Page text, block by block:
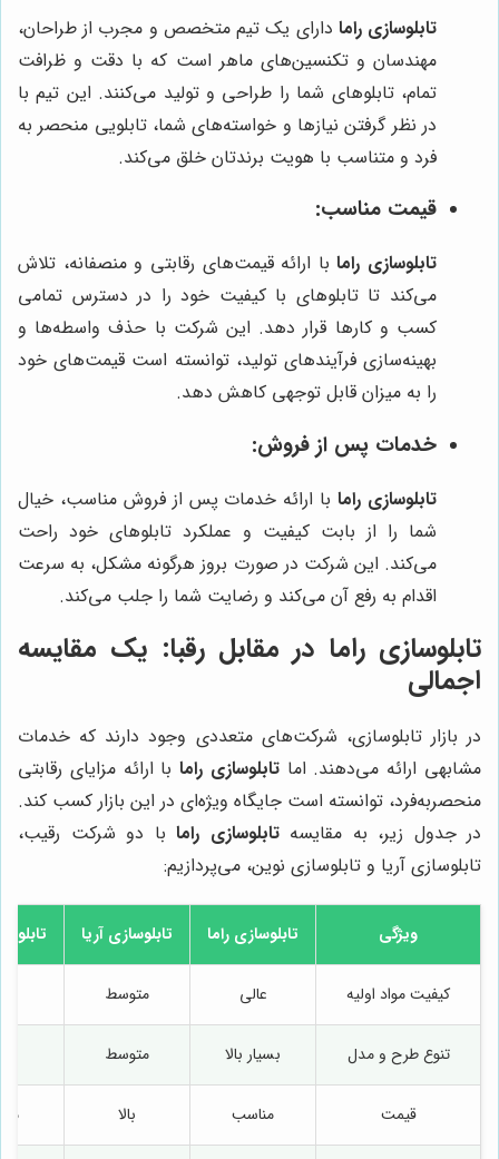
تابلوسازی راما دارای یک تیم متخصص و مجرب از طراحان،
مهندسان و تکنسین‌های ماهر است که با دقت و ظرافت
تمام، تابلوهای شما را طراحی و تولید می‌کنند. این تیم با
در نظر گرفتن نیازها و خواسته‌های شما، تابلویی منحصر به
فرد و متناسب با هویت برندتان خلق می‌کند.
قیمت مناسب:
تابلوسازی رامابا ارائه قیمت‌های رقابتی و منصفانه، تلاش
می‌کند تا تابلوهای با کیفیت خود را در دسترس تمامی
کسب و کارها قرار دهد. این شرکت با حذف واسطه‌ها و
بهینه‌سازی فرآیندهای تولید، توانسته است قیمت‌های خود
را به میزان قابل توجهی کاهش دهد.
خدمات پس از فروش:
تابلوسازی رامابا ارائه خدمات پس از فروش مناسب، خیال
شما را از بابت کیفیت و عملکرد تابلوهای خود راحت
می‌کند. این شرکت در صورت بروز هرگونه مشکل، به سرعت
اقدام به رفع آن می‌کند و رضایت شما را جلب می‌کند.
تابلوسازی راما در مقابل رقبا: یک مقایسه
اجمالی
در بازار تابلوسازی، شرکت‌های متعددی وجود دارند که خدمات
مشابهی ارائه می‌دهند. اماتابلوسازی رامابا ارائه مزایای رقابتی
منحصربه‌فرد، توانسته است جایگاه ویژه‌ای در این بازار کسب کند.
در جدول زیر، به مقایسهتابلوسازی راما با دو شرکت رقیب،
تابلوسازی آریا و تابلوسازی نوین، می‌پردازیم:
ویژگی تابلوسازی راما تابلوسازی آریا
کیفیت مواد اولیه عالی متوسط
تنوع طرح و مدل بسیار بالا متوسط
قیمت مناسب بالا